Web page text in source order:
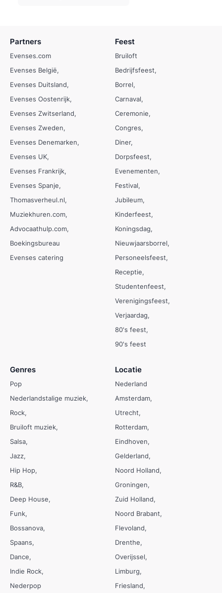
Partners
Evenses.com
Evenses België
Evenses Duitsland
Evenses Oostenrijk
Evenses Zwitserland
Evenses Zweden
Evenses Denemarken
Evenses UK
Evenses Frankrijk
Evenses Spanje
Thomasverheul.nl
Muziekhuren.com
Advocaathulp.com
Boekingsbureau
Evenses catering
Feest
Bruiloft
Bedrijfsfeest
Borrel
Carnaval
Ceremonie
Congres
Diner
Dorpsfeest
Evenementen
Festival
Jubileum
Kinderfeest
Koningsdag
Nieuwjaarsborrel
Personeelsfeest
Receptie
Studentenfeest
Verenigingsfeest
Verjaardag
80's feest
90's feest
Genres
Pop
Nederlandstalige muziek
Rock
Bruiloft muziek
Salsa
Jazz
Hip Hop
R&B
Deep House
Funk
Bossanova
Spaans
Dance
Indie Rock
Nederpop
Locatie
Nederland
Amsterdam
Utrecht
Rotterdam
Eindhoven
Gelderland
Noord Holland
Groningen
Zuid Holland
Noord Brabant
Flevoland
Drenthe
Overijssel
Limburg
Friesland